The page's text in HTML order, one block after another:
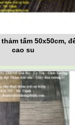
tấm 50x50cm,
cao su